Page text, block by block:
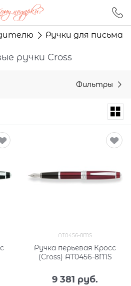
Ручки для письма
ручки Cross
Фильтры
AT0456-8MS
Ручка перьевая Кросс
(Cross) AT0456-8MS
9 381 руб.